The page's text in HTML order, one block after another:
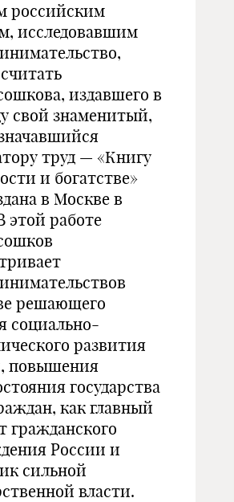
российским
исследовавшим
издавшего в
свой знаменитый,
труд — «Книгу
и богатстве»
в Москве в
этой работе
решающего
социально-
развития
повышения
государства
как главный
гражданского
России и
сильной
власти.